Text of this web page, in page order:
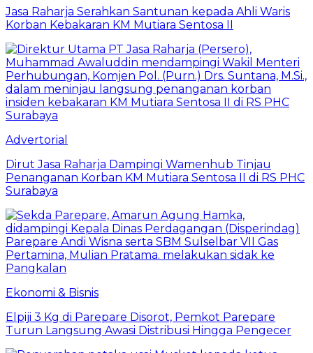
Jasa Raharja Serahkan Santunan kepada Ahli Waris
Korban Kebakaran KM Mutiara Sentosa II
Advertorial
Dirut Jasa Raharja Dampingi Wamenhub Tinjau
Penanganan Korban KM Mutiara Sentosa II di RS PHC
Surabaya
Ekonomi & Bisnis
Elpiji 3 Kg di Parepare Disorot, Pemkot Parepare
Turun Langsung Awasi Distribusi Hingga Pengecer